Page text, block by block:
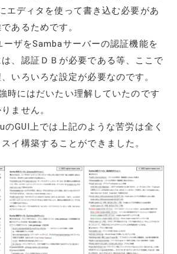
エディタを使って書き込む必要があ
あるためです。
ザをSambaサーバーの認証機能を
、認証ＤＢが必要である等、ここで
いろいろな設定が必要なのです。
時にはだいたい理解していたのです
ません。
GUI上では上記のような苦労は全く
イ構築することができました。